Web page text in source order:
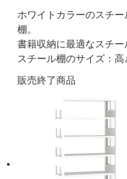
ホワイトカラーのスチ
棚。
書籍収納に最適なスチー
スチール棚のサイズ：
販売終了商品